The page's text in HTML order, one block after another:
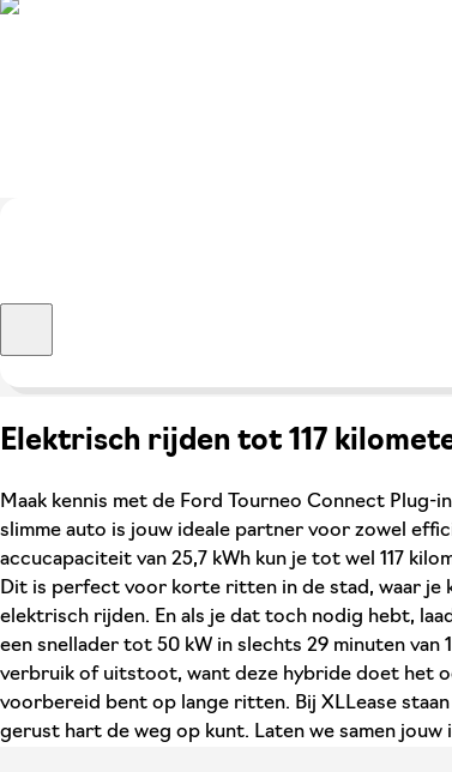
Elektrisch rijden tot 117
Maak kennis met de Ford Tourneo Connect Plug-
slimme auto is jouw ideale partner voor zowel
accucapaciteit van 25,7 kWh kun je tot wel 117
Dit is perfect voor korte ritten in de stad, waar je
elektrisch rijden. En als je dat toch nodig hebt,
een snellader tot 50 kW in slechts 29 minuten van
verbruik of uitstoot, want deze hybride doet het
voorbereid bent op lange ritten. Bij XLLease
gerust hart de weg op kunt. Laten we samen jouw